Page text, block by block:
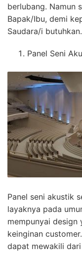
berlubang. Namun
Bapak/Ibu, demi
Saudara/i butuhkan.
Panel Seni
Panel seni akustik
layaknya pada
mempunyai design
keinginan
dapat mewakili